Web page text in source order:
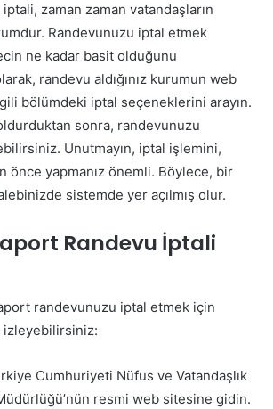
zaman zaman vatandaşların
Randevunuzu iptal etmek
ne kadar basit olduğunu
randevu aldığınız kurumun web
bölümdeki iptal seçeneklerini arayın.
sonra, randevunuzu
Unutmayın, iptal işlemini,
önce yapmanız önemli. Böylece, bir
sistemde yer açılmış olur.
Randevu İptali
randevunuzu iptal etmek için
izleyebilirsiniz:
Cumhuriyeti Nüfus ve Vatandaşlık
resmi web sitesine gidin.